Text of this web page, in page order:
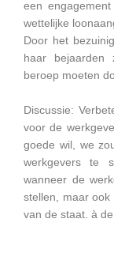
een
wettelijke
Door het
haar
beroep moeten
Discussie:
voor de
goede wil, we
werkgevers te
wanneer de
stellen, maar
van de staat. à